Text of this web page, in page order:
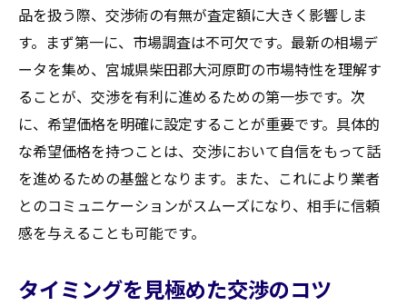
品を扱う際、交渉術の有無が査定額に大きく影響しま
す。まず第一に、市場調査は不可欠です。最新の相場デ
ータを集め、宮城県柴田郡大河原町の市場特性を理解す
ることが、交渉を有利に進めるための第一歩です。次
に、希望価格を明確に設定することが重要です。具体的
な希望価格を持つことは、交渉において自信をもって話
を進めるための基盤となります。また、これにより業者
とのコミュニケーションがスムーズになり、相手に信頼
感を与えることも可能です。
タイミングを見極めた交渉のコツ